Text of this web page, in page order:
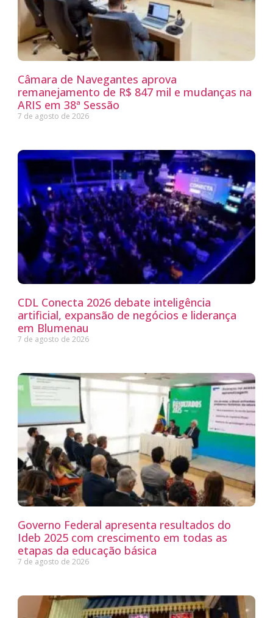
Câmara de Navegantes aprova
remanejamento de R$ 847 mil e mudanças na
ARIS em 38ª Sessão
7 de agosto de 2026
CDL Conecta 2026 debate inteligência
artificial, expansão de negócios e liderança
em Blumenau
7 de agosto de 2026
Governo Federal apresenta resultados do
Ideb 2025 com crescimento em todas as
etapas da educação básica
7 de agosto de 2026